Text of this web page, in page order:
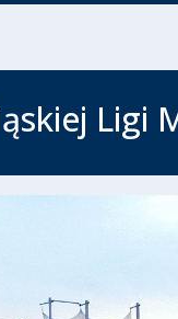
Ligi